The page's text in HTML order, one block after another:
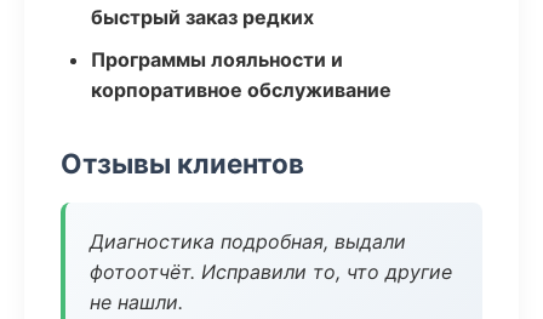
быстрый заказ редких
Программы лояльности и
корпоративное обслуживание
Отзывы клиентов
Диагностика подробная, выдали
фотоотчёт. Исправили то, что другие
не нашли.